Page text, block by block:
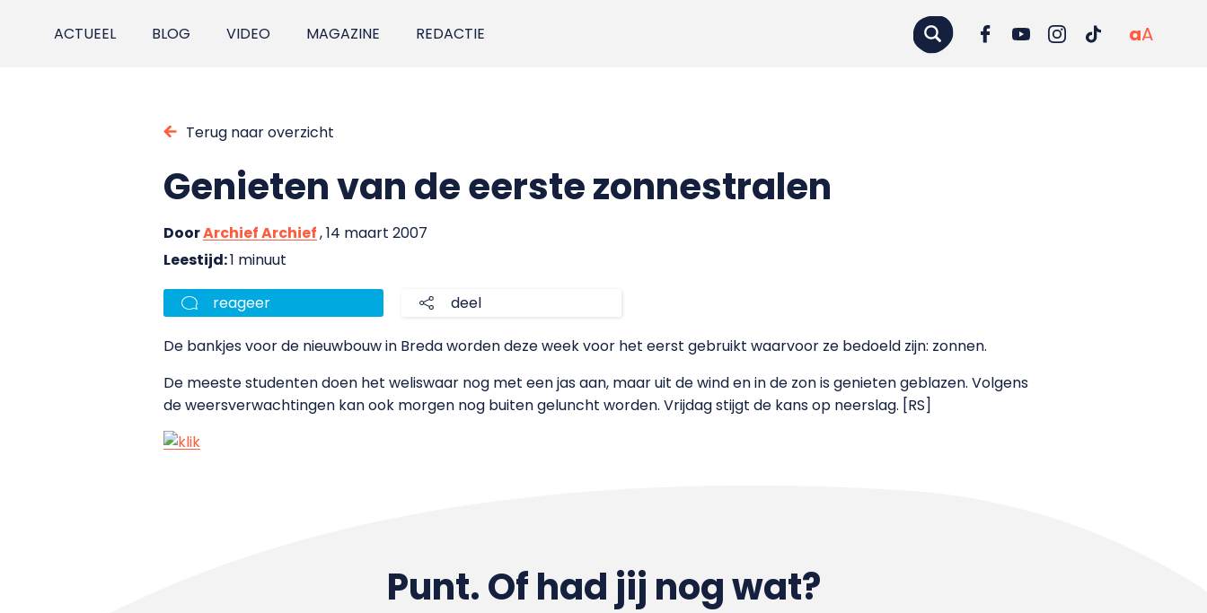
ACTUEEL BLOG VIDEO MAGAZINE REDACTIE aA
Terug naar overzicht
Genieten van de eerste zonnestralen
DoorArchief Archief, 14 maart 2007
Leestijd:1 minuut
reageer deel
De bankjes voor de nieuwbouw in Breda worden deze week voor het eerst gebruikt waarvoor ze bedoeld zijn: zonnen.
De meeste studenten doen het weliswaar nog met een jas aan, maar uit de wind en in de zon is genieten geblazen. Volgens
de weersverwachtingen kan ook morgen nog buiten geluncht worden. Vrijdag stijgt de kans op neerslag. [RS]
Punt. Of had jij nog wat?